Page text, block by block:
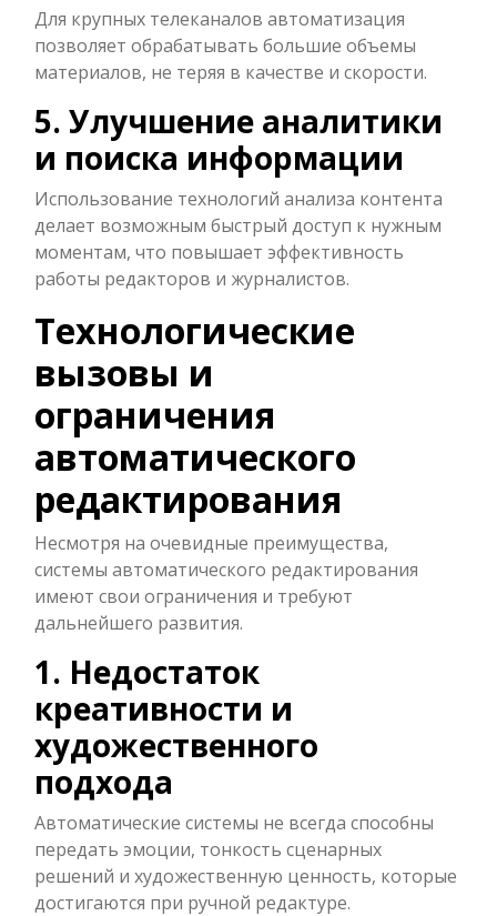
Для крупных телеканалов автоматизация
позволяет обрабатывать большие объемы
материалов, не теряя в качестве и скорости.
5. Улучшение аналитики
и поиска информации
Использование технологий анализа контента
делает возможным быстрый доступ к нужным
моментам, что повышает эффективность
работы редакторов и журналистов.
Технологические
вызовы и
ограничения
автоматического
редактирования
Несмотря на очевидные преимущества,
системы автоматического редактирования
имеют свои ограничения и требуют
дальнейшего развития.
1. Недостаток
креативности и
художественного
подхода
Автоматические системы не всегда способны
передать эмоции, тонкость сценарных
решений и художественную ценность, которые
достигаются при ручной редактуре.